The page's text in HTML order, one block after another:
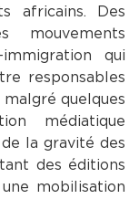
africains. Des
mouvements
qui
responsables
quelques
médiatique
la gravité des
des éditions
mobilisation